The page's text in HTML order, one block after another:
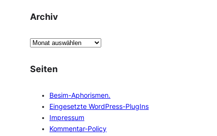
Archiv
A
c
Seiten
Besim-Aphorismen.
Eingesetzte WordPress-PlugIns
Impressum
Kommentar-Policy